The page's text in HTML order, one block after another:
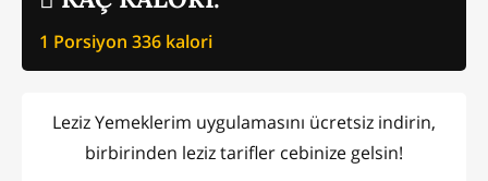
1 Porsiyon 336 kalori
Leziz Yemeklerim uygulamasını ücretsiz indirin,
birbirinden leziz tarifler cebinize gelsin!